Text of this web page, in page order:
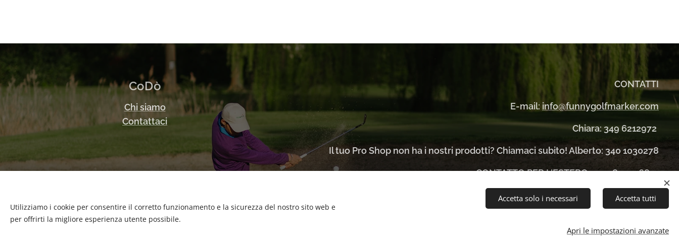
CoDò
Chi siamo
Contattaci
CONTATTI
E-mail: info@funnygolfmarker.com
Chiara: 349 6212972
Il tuo Pro Shop non ha i nostri prodotti? Chiamaci subito! Alberto: 340 1030278
CONTATTO PER L'ESTERO +39 3895556851
Utilizziamo i cookie per consentire il corretto funzionamento e la sicurezza del nostro sito web e
per offrirti la migliore esperienza utente possibile.
Accetta solo i necessari Accetta tutti
Apri le impostazioni avanzate